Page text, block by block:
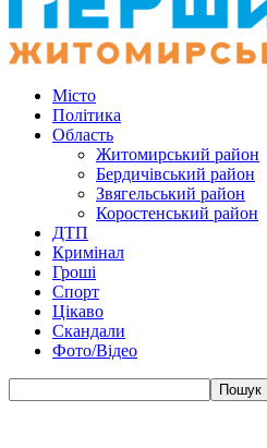
Місто
Політика
Область
Житомирський район
Бердичівський район
Звягельський район
Коростенський район
ДТП
Кримінал
Гроші
Спорт
Цікаво
Скандали
Фото/Відео